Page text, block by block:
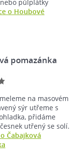
půlplátky
o Houbové
pomazánka
na masovém
sýr utřeme s
přidáme
utřený se solí.
Čabajková